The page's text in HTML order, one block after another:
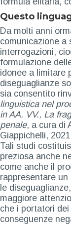
Questo
Da molti anni
comunicazione a
interrogazioni,
formulazione
idonee a limitare
diseguaglianze
sia consentito
linguistica nel
in AA. VV., La
penale, a cura di
Giappichelli,
Tali studi
preziosa anche
come anche il
rappresentare
le
maggiore
che i portatori
conseguenze